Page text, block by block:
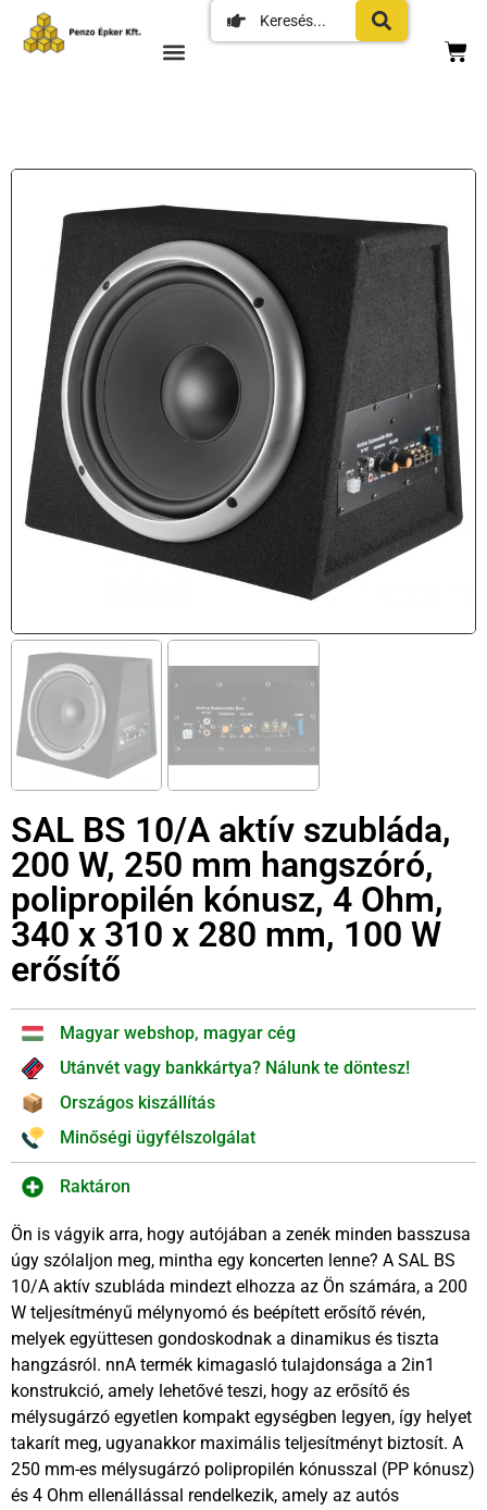
SAL BS 10/A aktív szubláda,
200 W, 250 mm hangszóró,
polipropilén kónusz, 4 Ohm,
340 x 310 x 280 mm, 100 W
erősítő
Magyar webshop, magyar cég
Utánvét vagy bankkártya? Nálunk te döntesz!
Országos kiszállítás
Minőségi ügyfélszolgálat
Raktáron
Ön is vágyik arra, hogy autójában a zenék minden basszusa
úgy szólaljon meg, mintha egy koncerten lenne? A SAL BS
10/A aktív szubláda mindezt elhozza az Ön számára, a 200
W teljesítményű mélynyomó és beépített erősítő révén,
melyek együttesen gondoskodnak a dinamikus és tiszta
hangzásról. nnA termék kimagasló tulajdonsága a 2in1
konstrukció, amely lehetővé teszi, hogy az erősítő és
mélysugárzó egyetlen kompakt egységben legyen, így helyet
takarít meg, ugyanakkor maximális teljesítményt biztosít. A
250 mm-es mélysugárzó polipropilén kónusszal (PP kónusz)
és 4 Ohm ellenállással rendelkezik, amely az autós